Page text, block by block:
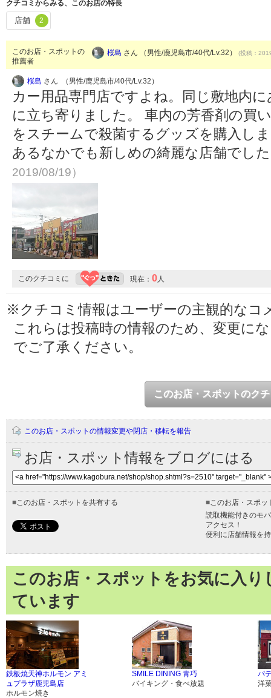
クチコミからみる、このお店の特長
店舗 2
このお店・スポットの
推薦者
桜島 さん （男性/鹿児島市/40代/Lv.32） (投稿：
桜島 さん （男性/鹿児島市/40代/Lv.32）
カー用品専門店ですよね。同じ敷地内
に立ち寄りました。 車内の芳香剤の買
をスチームで殺菌するグッズを購入し
あるなかでも新しめの綺麗な店舗でし
2019/08/19）
このクチコミに 現在： 0 人
※クチコミ情報はユーザーの主観的なコ
これらは投稿時の情報のため、変更に
でご了承ください。
このお店・スポットのク
このお店・スポットの情報変更や閉店・移転を報告
お店・スポット情報をブログにはる
■ このお店・スポットを共有する ■ このお店・スポ
読取機能付きのモ
アクセス！
便利に店舗情報を
このお店・スポットをお気に入
ています
鉄板焼天神ホルモン アミ
ュプラザ鹿児島店
ホルモン焼き
SMILE DINING 青巧
バイキング・食べ放題
パ
洋